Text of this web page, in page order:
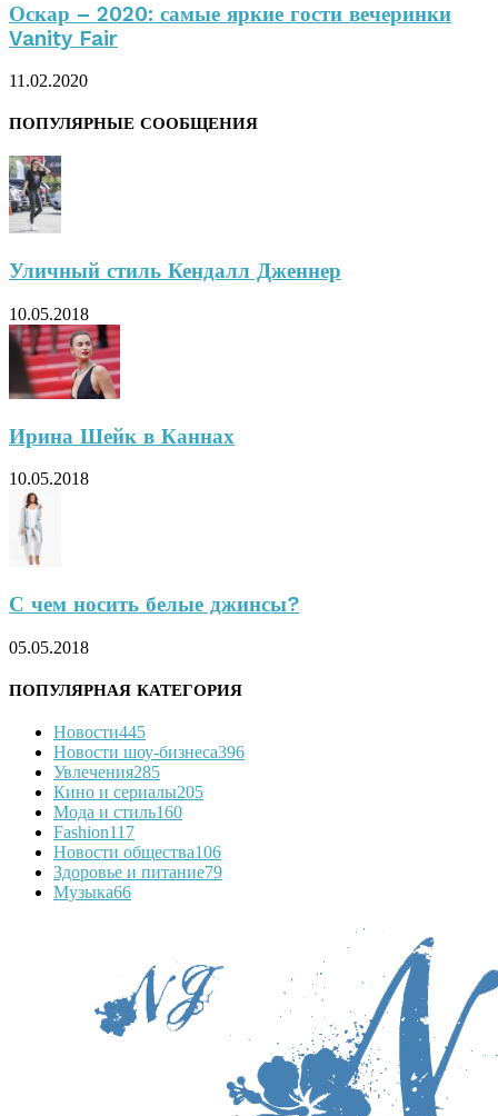
Оскар – 2020: самые яркие гости вечеринки
Vanity Fair
11.02.2020
ПОПУЛЯРНЫЕ СООБЩЕНИЯ
Уличный стиль Кендалл Дженнер
10.05.2018
Ирина Шейк в Каннах
10.05.2018
С чем носить белые джинсы?
05.05.2018
ПОПУЛЯРНАЯ КАТЕГОРИЯ
Новости445
Новости шоу-бизнеса396
Увлечения285
Кино и сериалы205
Мода и стиль160
Fashion117
Новости общества106
Здоровье и питание79
Музыка66